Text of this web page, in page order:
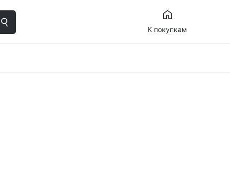
К покупкам